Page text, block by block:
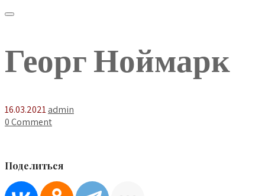
Георг Ноймарк
16.03.2021admin
0 Comment
Поделиться